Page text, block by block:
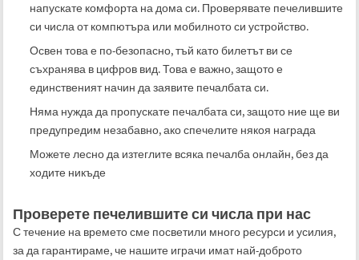
напускате комфорта на дома си. Проверявате печелившите
си числа от компютъра или мобилното си устройство.
Освен това е по-безопасно, тъй като билетът ви се
съхранява в цифров вид. Това е важно, защото е
единственият начин да заявите печалбата си.
Няма нужда да пропускате печалбата си, защото ние ще ви
предупредим незабавно, ако спечелите някоя награда
Можете лесно да изтеглите всяка печалба онлайн, без да
ходите никъде
Проверете печелившите си числа при нас
С течение на времето сме посветили много ресурси и усилия,
за да гарантираме, че нашите играчи имат най-доброто